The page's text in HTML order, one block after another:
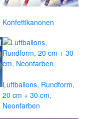
Konfettikanonen
Luftballons, Rundform,
20 cm + 30 cm,
Neonfarben